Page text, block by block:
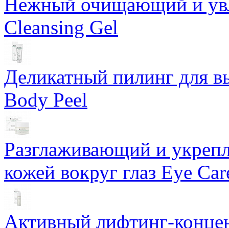
Cleansing Gel
Деликатный пилинг для
Body Peel
Разглаживающий и
кожей вокруг глаз Eye
Активный лифтинг-